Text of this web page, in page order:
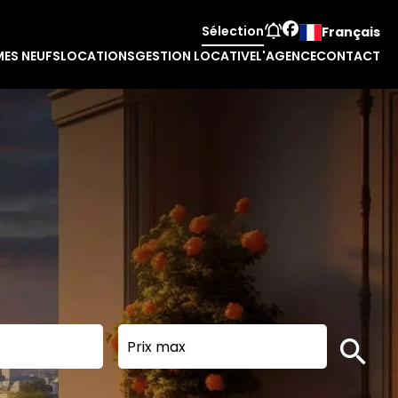
Sélection
Français
NEUFSLOCATIONSGESTION LOCATIVEL'AGENCECONTACT